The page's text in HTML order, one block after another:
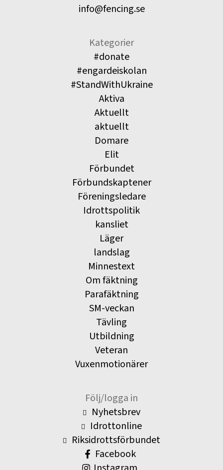
info@fencing.se
Kategorier
#donate
#engardeiskolan
#StandWithUkraine
Aktiva
Aktuellt
aktuellt
Domare
Elit
Förbundet
Förbundskaptener
Föreningsledare
Idrottspolitik
kansliet
Läger
landslag
Minnestext
Om fäktning
Parafäktning
SM-veckan
Tävling
Utbildning
Veteran
Vuxenmotionärer
Följ/logga in
Nyhetsbrev
Idrottonline
Riksidrottsförbundet
Facebook